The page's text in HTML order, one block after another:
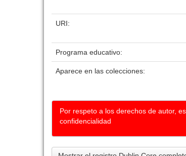
URI:
Programa educativo:
Aparece en las colecciones:
Por respeto a los derechos de autor,
confidencialidad